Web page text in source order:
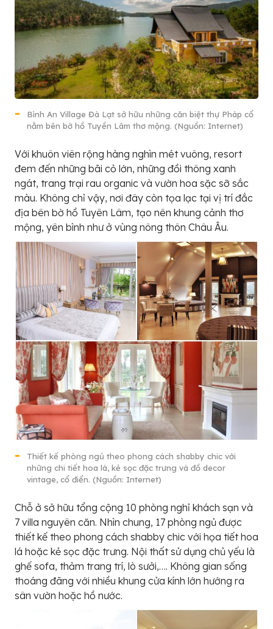
Bình An Village Đà Lạt sở hữu những căn biệt thự Pháp cổ
nằm bên bờ hồ Tuyền Lâm thơ mộng. (Nguồn: Internet)
Với khuôn viên rộng hàng nghìn mét vuông, resort
đem đến những bãi cỏ lớn, những đồi thông xanh
ngát, trang trại rau organic và vườn hoa sặc sỡ sắc
màu. Không chỉ vậy, nơi đây còn tọa lạc tại vị trí đắc
địa bên bờ hồ Tuyên Lâm, tạo nên khung cảnh thơ
mộng, yên bình như ở vùng nông thôn Châu Âu.
Thiết kế phòng ngủ theo phong cách shabby chic với
những chi tiết hoa lá, kẻ sọc đặc trưng và đồ decor
vintage, cổ điển. (Nguồn: Internet)
Chỗ ở sở hữu tổng cộng 10 phòng nghỉ khách sạn và
7 villa nguyên căn. Nhìn chung, 17 phòng ngủ được
thiết kế theo phong cách shabby chic với họa tiết hoa
lá hoặc kẻ sọc đặc trưng. Nội thất sử dụng chủ yếu là
ghế sofa, thảm trang trí, lò sưởi,…. Không gian sống
thoáng đãng với nhiều khung cửa kính lớn hướng ra
sân vườn hoặc hồ nước.